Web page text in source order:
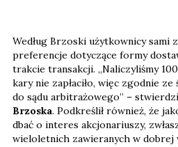
Według Brzoski użytkownicy sami
preferencje dotyczące formy
trakcie transakcji. „Naliczyliśmy
kary nie zapłaciło, więc zgodnie
do sądu arbitrażowego” –
Brzoska. Podkreślił również, że
dbać o interes akcjonariuszy,
wieloletnich zawieranych w dobrej